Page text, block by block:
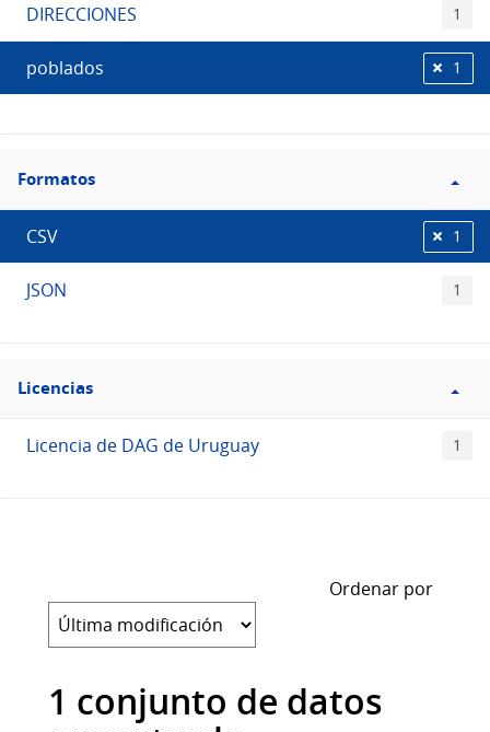
DIRECCIONES 1
poblados 1
Filtro
Formatos
Formatos
CSV 1
JSON 1
Filtro
Licencias
Licencias
Licencia de DAG de Uruguay 1
Ordenar por
1 conjunto de datos